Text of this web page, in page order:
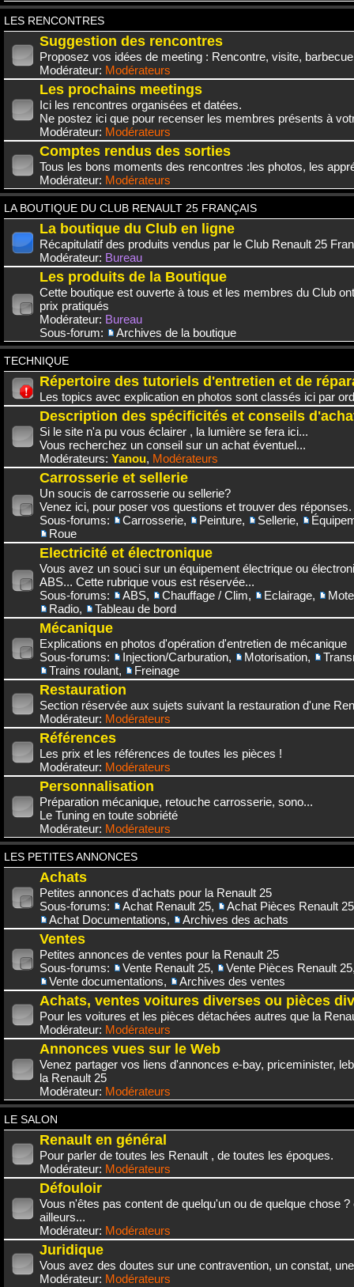
LES RENCONTRES
Suggestion des rencontres
Proposez vos idées de meeting : Rencontre, visite,
Modérateur: Modérateurs
Les prochains meetings
Ici les rencontres organisées et datées.
Ne postez ici que pour recenser les membres présents à
Modérateur: Modérateurs
Comptes rendus des sorties
Tous les bons moments des rencontres :les photos, les
Modérateur: Modérateurs
LA BOUTIQUE DU CLUB RENAULT 25 FRANÇAIS
La boutique du Club en ligne
Récapitulatif des produits vendus par le Club Renault 25
Modérateur: Bureau
Les produits de la Boutique
Cette boutique est ouverte à tous et les membres du Club
prix pratiqués
Modérateur: Bureau
Sous-forum:
Archives de la boutique
TECHNIQUE
Répertoire des tutoriels d'entretien et de
Les topics avec explication en photos sont classés ici par
Description des spécificités et conseils
Si le site n'a pu vous éclairer , la lumière se fera ici...
Vous recherchez un conseil sur un achat éventuel...
Modérateurs: Yanou, Modérateurs
Carrosserie et sellerie
Un soucis de carrosserie ou sellerie?
Venez ici, pour poser vos questions et trouver des réponses.
Sous-forums:
Carrosserie, Peinture, Sellerie,
Roue
Electricité et électronique
Vous avez un souci sur un équipement électrique ou
ABS... Cette rubrique vous est réservée...
Sous-forums:
ABS, Chauffage / Clim, Eclairage,
Radio, Tableau de bord
Mécanique
Explications en photos d'opération d'entretien de mécanique
Sous-forums:
Injection/Carburation, Motorisation,
Trains roulant, Freinage
Restauration
Section réservée aux sujets suivant la restauration d'une
Modérateur: Modérateurs
Références
Les prix et les références de toutes les pièces !
Modérateur: Modérateurs
Personnalisation
Préparation mécanique, retouche carrosserie, sono...
Le Tuning en toute sobriété
Modérateur: Modérateurs
LES PETITES ANNONCES
Achats
Petites annonces d'achats pour la Renault 25
Sous-forums:
Achat Renault 25,
Achat Pièces Renault 25
Achat Documentations, Archives des achats
Ventes
Petites annonces de ventes pour la Renault 25
Sous-forums:
Vente Renault 25, Vente Pièces Renault 25
Vente documentations, Archives des ventes
Achats, ventes voitures diverses ou pièces
Pour les voitures et les pièces détachées autres que la
Modérateur: Modérateurs
Annonces vues sur le Web
Venez partager vos liens d'annonces e-bay, priceminister,
la Renault 25
Modérateur: Modérateurs
LE SALON
Renault en général
Pour parler de toutes les Renault , de toutes les époques.
Modérateur: Modérateurs
Défouloir
Vous n'êtes pas content de quelqu'un ou de quelque chose
ailleurs...
Modérateur: Modérateurs
Juridique
Vous avez des doutes sur une contravention, un constat,
Modérateur: Modérateurs